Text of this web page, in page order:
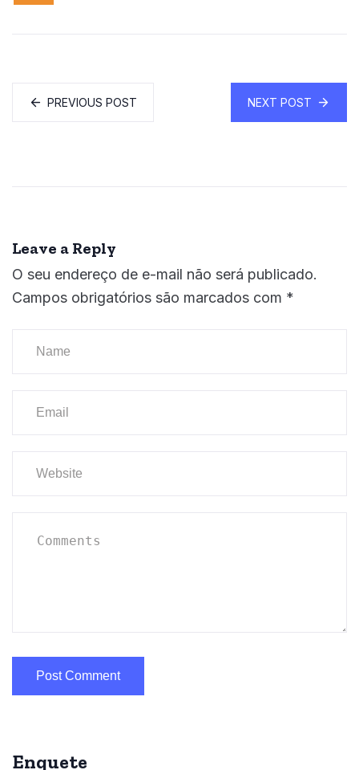
PREVIOUS POST NEXT POST
Leave a Reply
O seu endereço de e-mail não será publicado.
Campos obrigatórios são marcados com *
Enquete